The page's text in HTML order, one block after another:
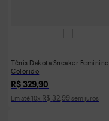
Tênis Dakota Sneaker Feminino
Colorido
R$ 329,90
Em até10x R$ 32,99 sem juros